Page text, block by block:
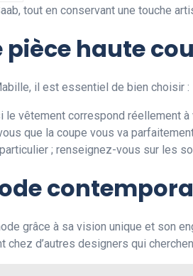
tout en conservant une touche
pièce haute
il est essentiel de bien choisir :
le vêtement correspond réellement
que la coupe vous va
; renseignez-vous sur les
grâce à sa vision unique et son
d’autres designers qui